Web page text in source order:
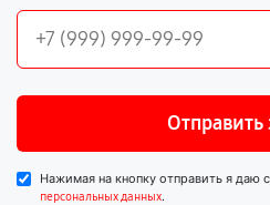
Отправить
Нажимая на кнопку отправить я даю
персональных данных.